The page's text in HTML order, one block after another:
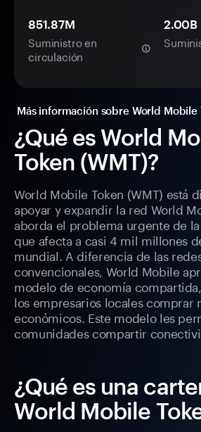
¿Qué es World
Token (WMT)?
World Mobile Token (WMT) está
apoyar y expandir la red World
aborda el problema urgente de
que afecta a casi 4 mil millones
mundial. A diferencia de las
convencionales, World Mobile
modelo de economía
los empresarios locales comprar
económicos. Este modelo les
comunidades compartir
¿Qué es una
World Mobile
851.87M
Suministro en
circulación
2.00B
Más información sobre World Mobile